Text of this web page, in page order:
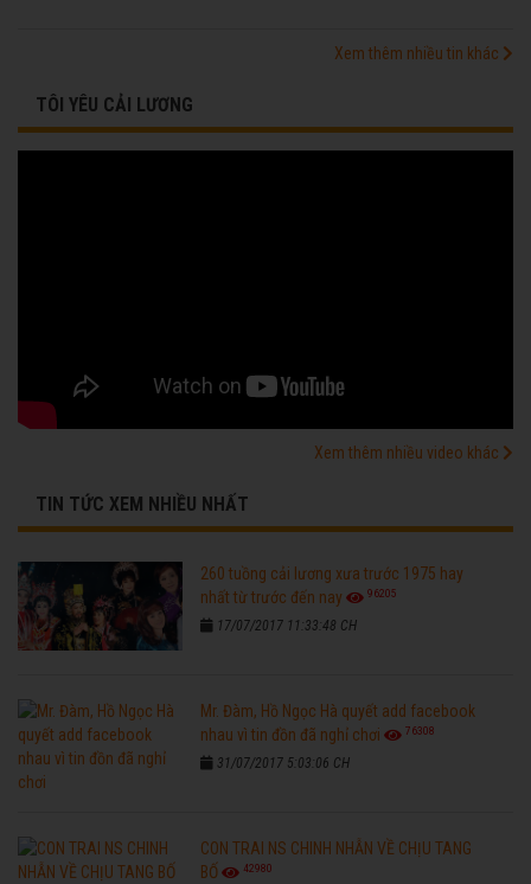
Xem thêm nhiều tin khác
TÔI YÊU CẢI LƯƠNG
Xem thêm nhiều video khác
TIN TỨC XEM NHIỀU NHẤT
260 tuồng cải lương xưa trước 1975 hay
nhất từ trước đến nay
96205
17/07/2017 11:33:48 CH
Mr. Đàm, Hồ Ngọc Hà quyết add facebook
nhau vì tin đồn đã nghỉ chơi
76308
31/07/2017 5:03:06 CH
CON TRAI NS CHINH NHẪN VỀ CHỊU TANG
BỐ
42980